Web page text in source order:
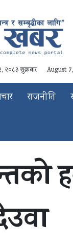
२०८३ शुक्रबार August
राजनीति